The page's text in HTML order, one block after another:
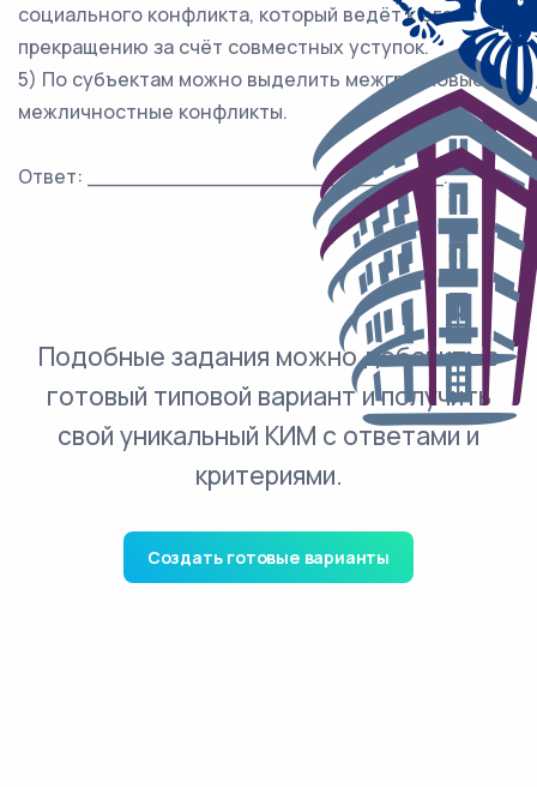
социального конфликта, который ведёт к его
прекращению за счёт совместных уступок.
5) По субъектам можно выделить межгрупповые и
межличностные конфликты.
Ответ: ___________________________.
Подобные задания можно добавить в
готовый типовой вариант и получить
свой уникальный КИМ с ответами и
критериями.
Создать готовые варианты